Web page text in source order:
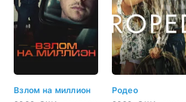
Взлом на миллион
Родео